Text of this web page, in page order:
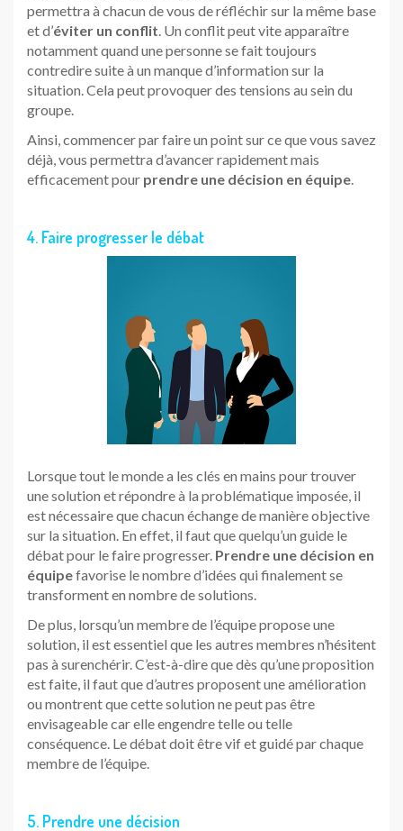
permettra à chacun de vous de réfléchir sur la même base
et d’éviter un conflit . Un conflit peut vite apparaître
notamment quand une personne se fait toujours
contredire suite à un manque d’information sur la
situation. Cela peut provoquer des tensions au sein du
groupe.
Ainsi, commencer par faire un point sur ce que vous savez
déjà, vous permettra d’avancer rapidement mais
efficacement pour prendre une décision en équipe
4. Faire progresser le débat
Lorsque tout le monde a les clés en mains pour trouver
une solution et répondre à la problématique imposée, il
est nécessaire que chacun échange de manière objective
sur la situation. En effet, il faut que quelqu’un guide le
débat pour le faire progresser. Prendre une décision en
équipefavorise le nombre d’idées qui finalement se
transforment en nombre de solutions.
De plus, lorsqu’un membre de l’équipe propose une
solution, il est essentiel que les autres membres n’hésitent
pas à surenchérir. C’est-à-dire que dès qu’une proposition
est faite, il faut que d’autres proposent une amélioration
ou montrent que cette solution ne peut pas être
envisageable car elle engendre telle ou telle
conséquence. Le débat doit être vif et guidé par chaque
membre de l’équipe.
5. Prendre une décision